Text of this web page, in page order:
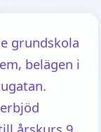
grundskola
belägen i